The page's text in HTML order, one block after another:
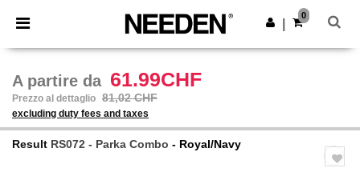
× App Needen
Prezzi migliori sull'app!
Scarica app
0
A partire da 61.99CHF
Prezzo al dettaglio 81,02 CHF
excluding duty fees and taxes
Result RS072 - Parka Combo - Royal/Navy